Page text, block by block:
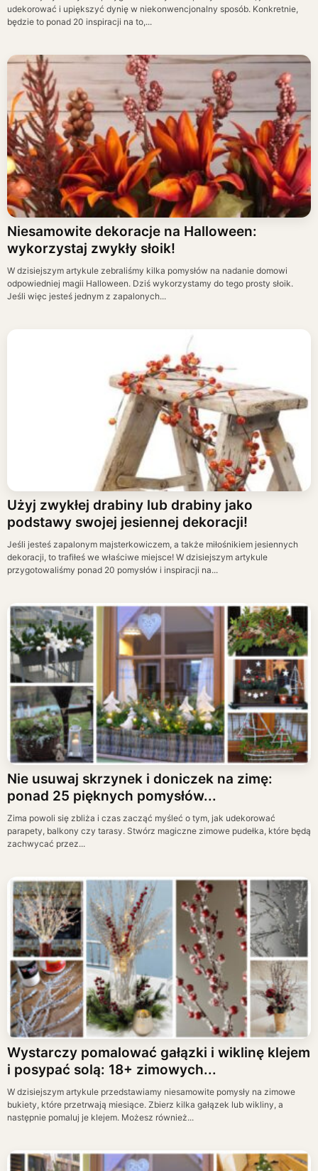
udekorować i upiększyć dynię w niekonwencjonalny sposób. Konkretnie,
będzie to ponad 20 inspiracji na to,...
Niesamowite dekoracje na Halloween:
wykorzystaj zwykły słoik!
W dzisiejszym artykule zebraliśmy kilka pomysłów na nadanie domowi
odpowiedniej magii Halloween. Dziś wykorzystamy do tego prosty słoik.
Jeśli więc jesteś jednym z zapalonych...
Użyj zwykłej drabiny lub drabiny jako
podstawy swojej jesiennej dekoracji!
Jeśli jesteś zapalonym majsterkowiczem, a także miłośnikiem jesiennych
dekoracji, to trafiłeś we właściwe miejsce! W dzisiejszym artykule
przygotowaliśmy ponad 20 pomysłów i inspiracji na...
Nie usuwaj skrzynek i doniczek na zimę:
ponad 25 pięknych pomysłów...
Zima powoli się zbliża i czas zacząć myśleć o tym, jak udekorować
parapety, balkony czy tarasy. Stwórz magiczne zimowe pudełka, które będą
zachwycać przez...
Wystarczy pomalować gałązki i wiklinę klejem
i posypać solą: 18+ zimowych...
W dzisiejszym artykule przedstawiamy niesamowite pomysły na zimowe
bukiety, które przetrwają miesiące. Zbierz kilka gałązek lub wikliny, a
następnie pomaluj je klejem. Możesz również...